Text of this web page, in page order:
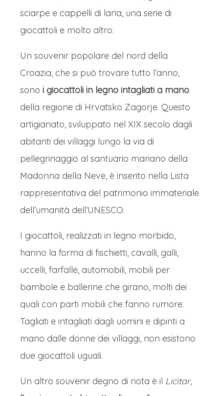
sciarpe e cappelli di lana, una serie di
giocattoli e molto altro.
Un souvenir popolare del nord della
Croazia, che si può trovare tutto l’anno,
sono i giocattoli in legno intagliati a mano
della regione di Hrvatsko Zagorje. Questo
artigianato, sviluppato nel XIX secolo dagli
abitanti dei villaggi lungo la via di
pellegrinaggio al santuario mariano della
Madonna della Neve, è inserito nella Lista
rappresentativa del patrimonio immateriale
dell’umanità dell’UNESCO.
I giocattoli, realizzati in legno morbido,
hanno la forma di fischietti, cavalli, galli,
uccelli, farfalle, automobili, mobili per
bambole e ballerine che girano, molti dei
quali con parti mobili che fanno rumore.
Tagliati e intagliati dagli uomini e dipinti a
mano dalle donne dei villaggi, non esistono
due giocattoli uguali.
Un altro souvenir degno di nota è il Licitar,